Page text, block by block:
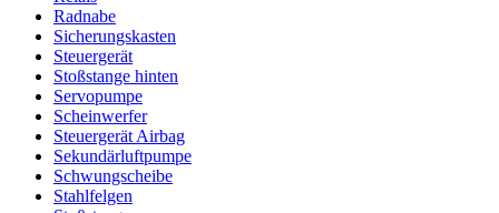
Radnabe
Sicherungskasten
Steuergerät
Stoßstange hinten
Servopumpe
Scheinwerfer
Steuergerät Airbag
Sekundärluftpumpe
Schwungscheibe
Stahlfelgen